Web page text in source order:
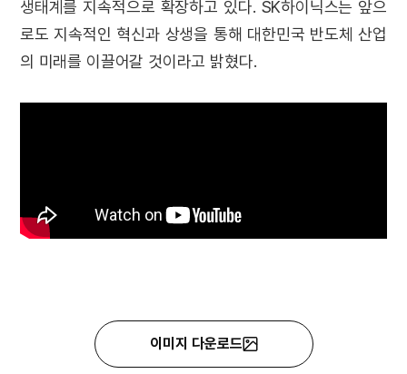
생태계를 지속적으로 확장하고 있다. SK하이닉스는 앞으
로도 지속적인 혁신과 상생을 통해 대한민국 반도체 산업
의 미래를 이끌어갈 것이라고 밝혔다.
이미지 다운로드